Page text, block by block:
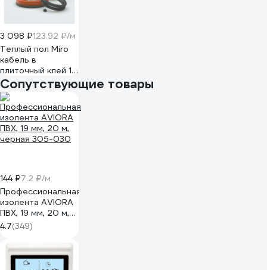
3 098 ₽123.92 ₽/м
Теплый пол Miro
кабель в
плиточный клей 15
Вт/м, 375 Вт 2443
Сопутствующие товары
144 ₽7.2 ₽/м
Профессиональная
изолента AVIORA
ПВХ, 19 мм, 20 м,
черная 305-030
4.7(349)